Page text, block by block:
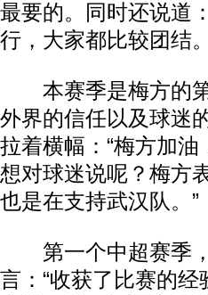
最要的。同时还说道
行，大家都比较团结
本赛季是梅方的第
外界的信任以及球迷
拉着横幅：“梅方加
想对球迷说呢？梅方
也是在支持武汉队。”
第一个中超赛季，
言：“收获了比赛的